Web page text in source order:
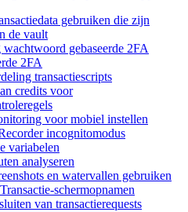
gebruiken die zijn
de vault
wachtwoord gebaseerde 2FA
2FA
transactiescripts
credits voor
voor mobiel instellen
incognitomodus
variabelen
analyseren
en watervallen gebruiken
schermopnamen
van transactierequests